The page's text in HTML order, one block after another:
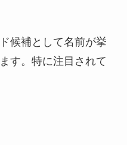
候補として名前が挙
す。特に注目されて